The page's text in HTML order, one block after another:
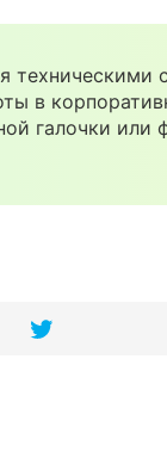
в
галочки или